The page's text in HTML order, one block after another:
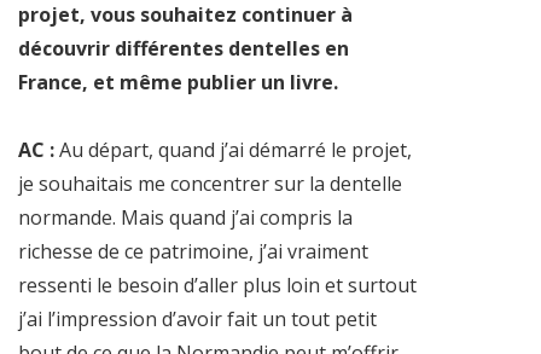
projet, vous souhaitez continuer à
découvrir différentes dentelles en
France, et même publier un livre.
AC :Au départ, quand j’ai démarré le projet,
je souhaitais me concentrer sur la dentelle
normande. Mais quand j’ai compris la
richesse de ce patrimoine, j’ai vraiment
ressenti le besoin d’aller plus loin et surtout
j’ai l’impression d’avoir fait un tout petit